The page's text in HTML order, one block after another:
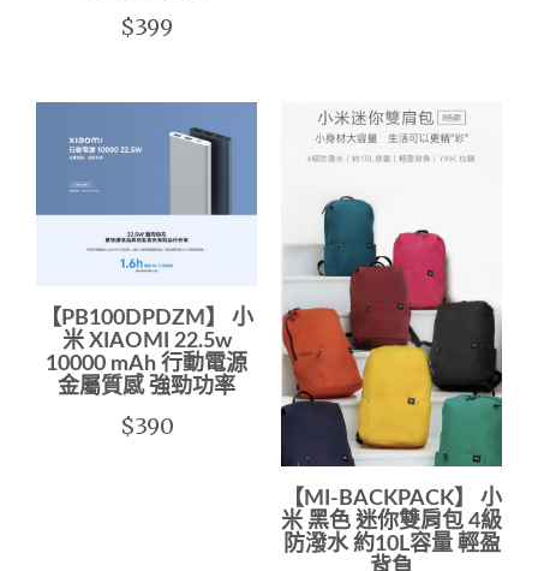
$399
【PB100DPDZM】 小
米 XIAOMI 22.5w
10000 mAh 行動電源
金屬質感 強勁功率
$390
【MI-BACKPACK】 小
米 黑色 迷你雙肩包 4級
防潑水 約10L容量 輕盈